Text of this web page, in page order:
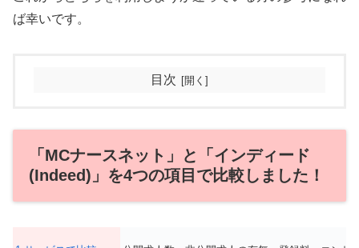
ば幸いです。
目次
「MCナースネット」と「インディード
(Indeed)」を4つの項目で比較しました！